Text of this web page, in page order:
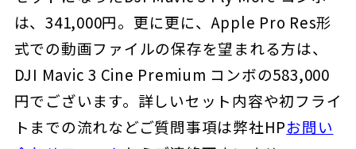
は、341,000円。更に更に、Apple Pro Res形
式での動画ファイルの保存を望まれる方は、
DJI Mavic 3 Cine Premium コンボの583,000
円でございます。詳しいセット内容や初フライ
トまでの流れなどご質問事項は弊社HPお問い